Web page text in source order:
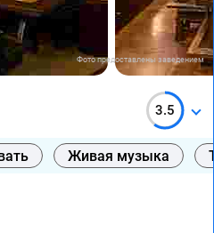
Фото предоставлены заведением
3.5
Живая музыка